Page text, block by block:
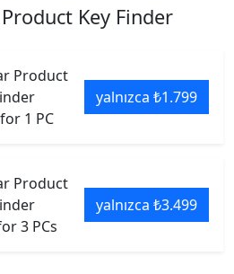
Key Finder
Product
1 PC
yalnızca ₺1.799
Product
3 PCs
yalnızca ₺3.499